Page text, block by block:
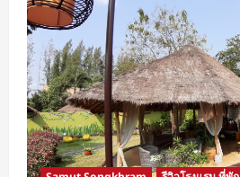
สิ้น
เดือน
ทุก
เส้น
ทาง
บิน
เที่ยว
ไทเป
ราคา
รวม
เริ่ม
ต้น
ที่